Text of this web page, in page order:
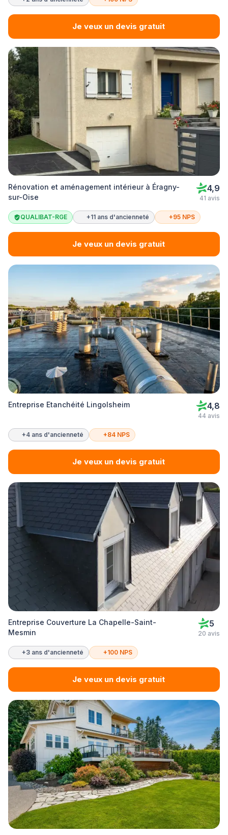
Je veux un devis gratuit
Rénovation et aménagement intérieur à Éragny-
sur-Oise
4,9
41 avis
QUALIBAT-RGE +11 ans d'ancienneté +95 NPS
Je veux un devis gratuit
Entreprise Etanchéité Lingolsheim 4,8
44 avis
+4 ans d'ancienneté +84 NPS
Je veux un devis gratuit
Entreprise Couverture La Chapelle-Saint-
Mesmin
5
20 avis
+3 ans d'ancienneté +100 NPS
Je veux un devis gratuit